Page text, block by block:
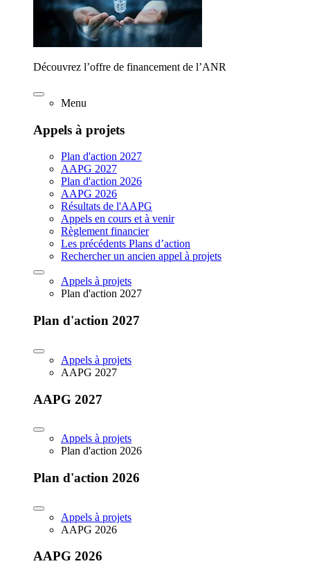
Découvrez l’offre de financement de l’ANR
Menu
Appels à projets
Plan d'action 2027
AAPG 2027
Plan d'action 2026
AAPG 2026
Résultats de l'AAPG
Appels en cours et à venir
Règlement financier
Les précédents Plans d’action
Rechercher un ancien appel à projets
Appels à projets
Plan d'action 2027
Plan d'action 2027
Appels à projets
AAPG 2027
AAPG 2027
Appels à projets
Plan d'action 2026
Plan d'action 2026
Appels à projets
AAPG 2026
AAPG 2026